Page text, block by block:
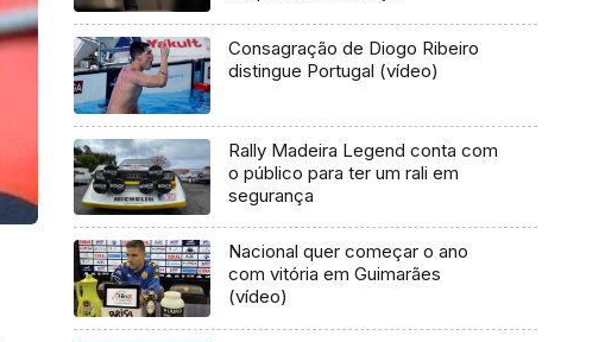
Consagração de Diogo Ribeiro
distingue Portugal (vídeo)
Rally Madeira Legend conta com
o público para ter um rali em
segurança
Nacional quer começar o ano
com vitória em Guimarães
(vídeo)